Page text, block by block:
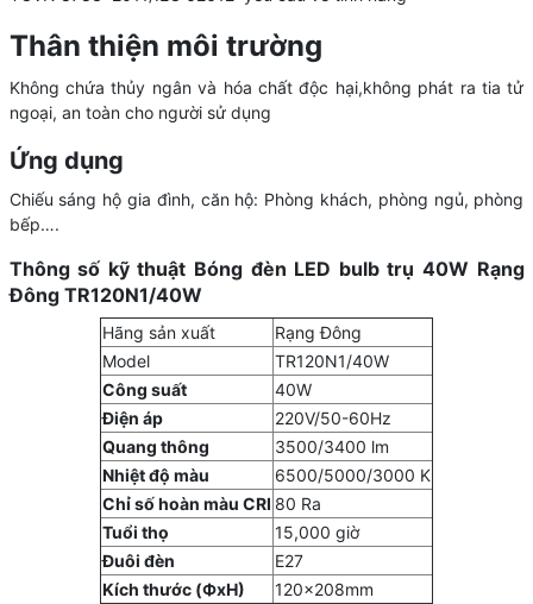
Thân thiện môi trường
Không chứa thủy ngân và hóa chất độc hại,không phát ra tia tử
ngoại, an toàn cho người sử dụng
Ứng dụng
Chiếu sáng hộ gia đình, căn hộ: Phòng khách, phòng ngủ, phòng
bếp….
Thông số kỹ thuật Bóng đèn LED bulb trụ 40W Rạng
Đông TR120N1/40W
Hãng sản xuất
Rạng Đông
Model
TR120N1/40W
Công suất
40W
Điện áp
220V/50-60Hz
Quang thông
3500/3400 lm
Nhiệt độ màu
6500/5000/3000 K
Chỉ số hoàn màu CRI 80 Ra
Tuổi thọ
15,000 giờ
Đuôi đèn
E27
Kích thước (ФxH)
120x208mm